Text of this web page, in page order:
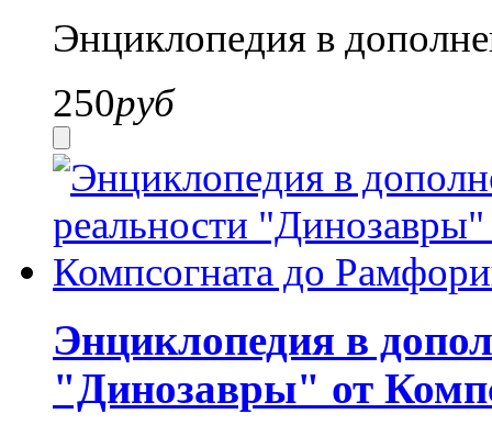
Энциклопедия в
250руб
Энциклопедия в
"Динозавры" от